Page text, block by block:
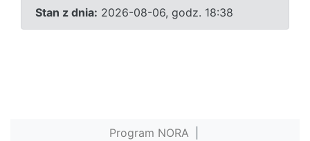
Stan z dnia: 2026-08-06, godz. 18:38
Program NORA